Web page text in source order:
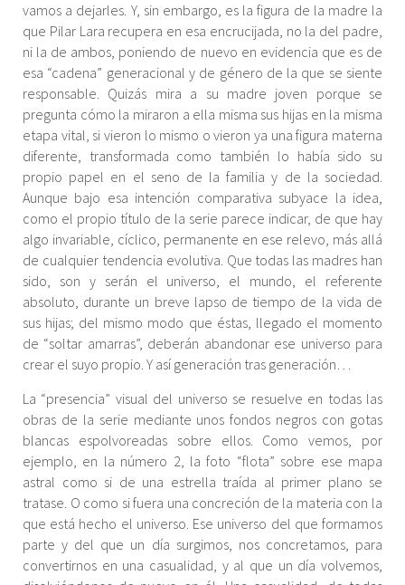
vamos a dejarles. Y, sin embargo, es la figura de la madre la
que Pilar Lara recupera en esa encrucijada, no la del padre,
ni la de ambos, poniendo de nuevo en evidencia que es de
esa “cadena” generacional y de género de la que se siente
responsable. Quizás mira a su madre joven porque se
pregunta cómo la miraron a ella misma sus hijas en la misma
etapa vital, si vieron lo mismo o vieron ya una figura materna
diferente, transformada como también lo había sido su
propio papel en el seno de la familia y de la sociedad.
Aunque bajo esa intención comparativa subyace la idea,
como el propio título de la serie parece indicar, de que hay
algo invariable, cíclico, permanente en ese relevo, más allá
de cualquier tendencia evolutiva. Que todas las madres han
sido, son y serán el universo, el mundo, el referente
absoluto, durante un breve lapso de tiempo de la vida de
sus hijas; del mismo modo que éstas, llegado el momento
de “soltar amarras”, deberán abandonar ese universo para
crear el suyo propio. Y así generación tras generación…
La “presencia” visual del universo se resuelve en todas las
obras de la serie mediante unos fondos negros con gotas
blancas espolvoreadas sobre ellos. Como vemos, por
ejemplo, en la número 2, la foto “flota” sobre ese mapa
astral como si de una estrella traída al primer plano se
tratase. O como si fuera una concreción de la materia con la
que está hecho el universo. Ese universo del que formamos
parte y del que un día surgimos, nos concretamos, para
convertirnos en una casualidad, y al que un día volvemos,